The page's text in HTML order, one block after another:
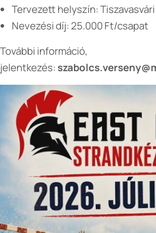
Tervezett helyszín:
Nevezési díj: 25.000 Ft/csapat
További információ,
jelentkezés: